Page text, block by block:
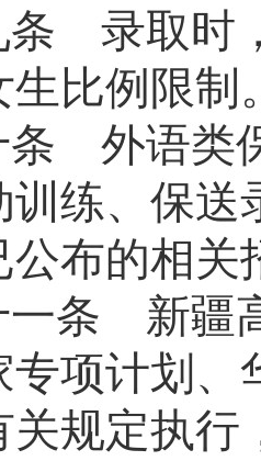
条 录取时
生比例限制
条 外语类
训练、保送
公布的相关
一条 新疆
专项计划、
关规定执